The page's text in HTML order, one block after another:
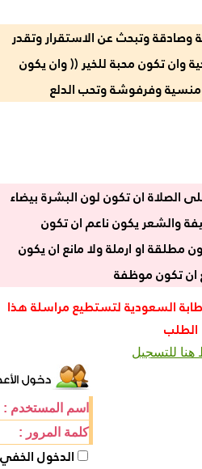
وصادقة وتبحث عن الاستقرار وتقدر
وان تكون محبة للخير (( وان يكون
وفرفوشة وتحب الدلع
الصلاة ان تكون لون البشرة بيضاء
والشعر يكون ناعم ان تكون
مطلقة او ارملة ولا مانع ان يكون
ان تكون موظفة
السعودية لتستطيع مراسلة هذا
الطلب
هنا للتسجيل
اسم المستخدم :
كلمة المرور :
الدخول الخفي